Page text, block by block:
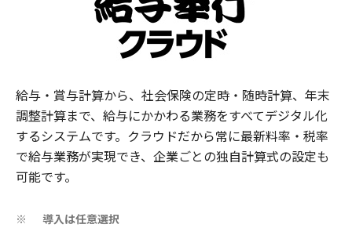
給与・賞与計算から、社会保険の定時・随時計算、年末
調整計算まで、給与にかかわる業務をすべてデジタル化
するシステムです。クラウドだから常に最新料率・税率
で給与業務が実現でき、企業ごとの独自計算式の設定も
可能です。
※ 導入は任意選択